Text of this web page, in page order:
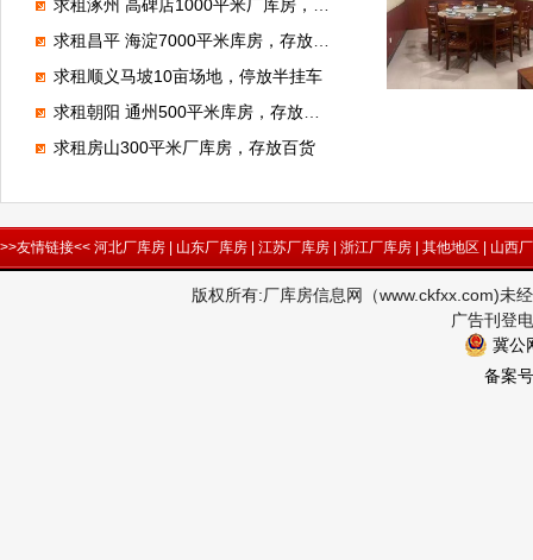
求租涿州 高碑店1000平米厂库房，做装修材料
求租昌平 海淀7000平米库房，存放电子产品
求租顺义马坡10亩场地，停放半挂车
求租朝阳 通州500平米库房，存放狗粮
求租房山300平米厂库房，存放百货
>>友情链接<< 河北厂库房 | 山东厂库房 | 江苏厂库房 | 浙江厂库房 | 其他地区 | 山西
版权所有:厂库房信息网（www.ckfxx.com)未
广告刊登
冀公
备案